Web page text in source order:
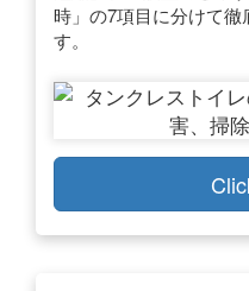
時」の7項目に分けて
す。